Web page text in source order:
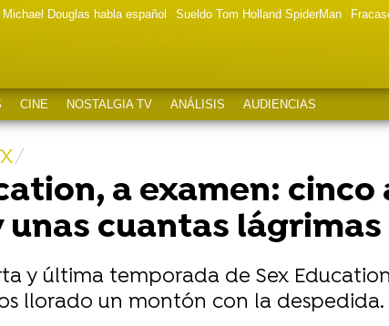
Michael Douglas habla español Sueldo Tom Holland SpiderMan
CINE NOSTALGIA TV ANÁLISIS AUDIENCIAS
a examen:
unas cuantas lágrimas
y última temporada de Sex
llorado un montón con la despedida.